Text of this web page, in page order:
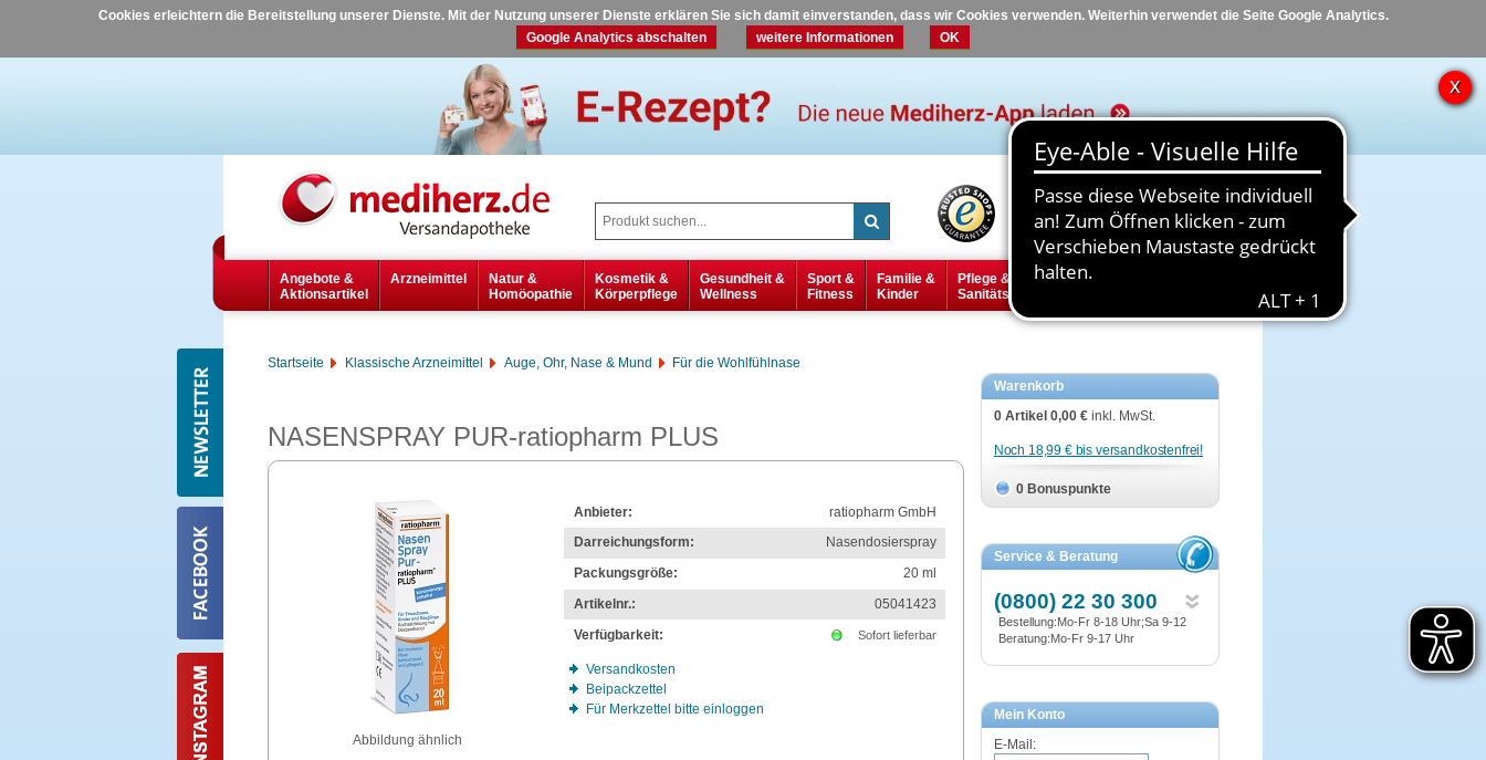
Cookies erleichtern die Bereitstellung unserer Dienste. Mit der Nutzung unserer Dienste erklären Sie sich damit einverstanden, dass wir Cookies verwenden. Weiterhin verwendet die Seite Google Analytics.
Google Analytics abschalten
weitere Informationen OK
Hilfe Kontakt
Angebote &
Aktionsartikel
Arzneimittel
Natur &
Homöopathie
Kosmetik &
Körperpflege
Gesundheit &
Wellness
Sport &
Fitness
Familie &
Kinder
Pflege &
Sanitätsbedarf
Diabetes
Startseite Klassische Arzneimittel Auge, Ohr, Nase & Mund Für die Wohlfühlnase
NASENSPRAY PUR-ratiopharm PLUS
Abbildung ähnlich
Anbieter:
ratiopharm GmbH
Darreichungsform:
Nasendosierspray
Packungsgröße:
20 ml
Artikelnr.:
05041423
Verfügbarkeit:
Sofort lieferbar
Versandkosten
Beipackzettel
Für Merkzettel bitte einloggen
Warenkorb
0 Artikel 0,00 € inkl. MwSt.
Noch 18,99 € bis versandkostenfrei!
0 Bonuspunkte
Service & Beratung
(0800) 22 30 300
Bestellung:Mo-Fr 8-18 Uhr;Sa 9-12
Beratung:Mo-Fr 9-17 Uhr
Mein Konto
E-Mail: